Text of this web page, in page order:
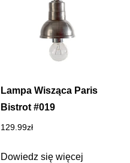
Lampa Wisząca Paris
Bistrot #019
129.99zł
Dowiedz się więcej